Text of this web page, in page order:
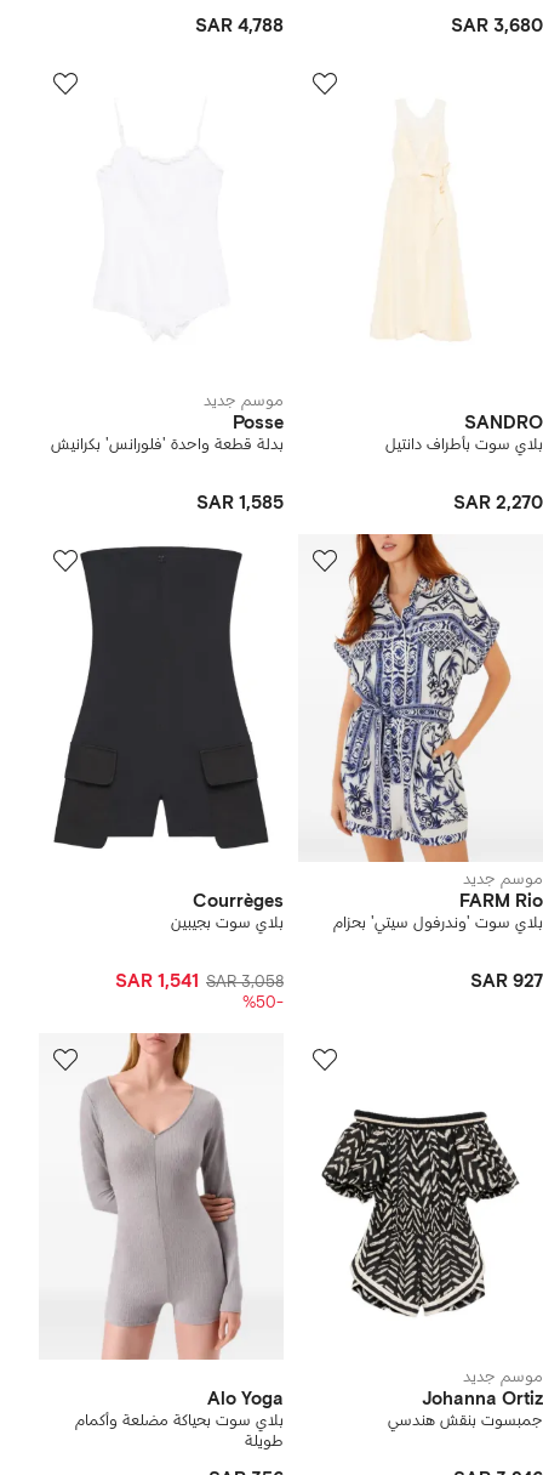
SAR 3,680
SAR 4,788
SANDRO
بلاي سوت بأطراف دانتيل
SAR 2,270
موسم جديد
Posse
بدلة قطعة واحدة 'فلورانس' بكرانيش
SAR 1,585
موسم جديد
FARM Rio
بلاي سوت 'وندرفول سيتي' بحزام
SAR 927
Courrèges
بلاي سوت بجيبين
SAR 3,058
SAR 1,541
-%50
موسم جديد
Johanna Ortiz
جمبسوت بنقش هندسي
Alo Yoga
بلاي سوت بحياكة مضلعة وأكمام
طويلة